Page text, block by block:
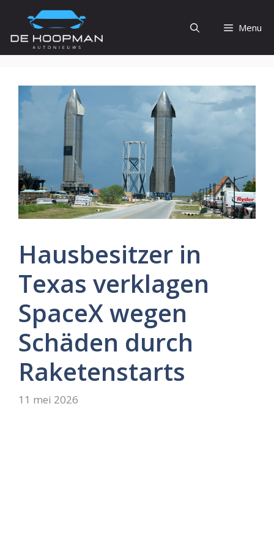
de
inhoud
Menu
Hausbesitzer in
Texas verklagen
SpaceX wegen
Schäden durch
Raketenstarts
11 mei 2026